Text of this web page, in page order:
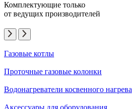
Комплектующие только
от ведущих производителей
Газовые котлы
Проточные газовые колонки
Водонагреватели косвенного нагрева
Аксессуары для оборудования